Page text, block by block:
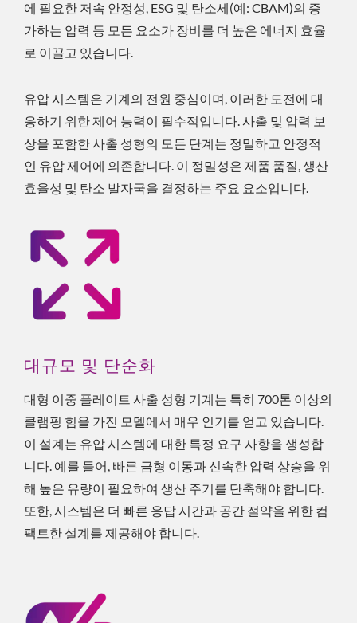
에 필요한 저속 안정성, ESG 및 탄소세(예: CBAM)의 증
가하는 압력 등 모든 요소가 장비를 더 높은 에너지 효율
로 이끌고 있습니다.
유압 시스템은 기계의 전원 중심이며, 이러한 도전에 대
응하기 위한 제어 능력이 필수적입니다. 사출 및 압력 보
상을 포함한 사출 성형의 모든 단계는 정밀하고 안정적
인 유압 제어에 의존합니다. 이 정밀성은 제품 품질, 생산
효율성 및 탄소 발자국을 결정하는 주요 요소입니다.
대규모 및 단순화
대형 이중 플레이트 사출 성형 기계는 특히 700톤 이상의
클램핑 힘을 가진 모델에서 매우 인기를 얻고 있습니다.
이 설계는 유압 시스템에 대한 특정 요구 사항을 생성합
니다. 예를 들어, 빠른 금형 이동과 신속한 압력 상승을 위
해 높은 유량이 필요하여 생산 주기를 단축해야 합니다.
또한, 시스템은 더 빠른 응답 시간과 공간 절약을 위한 컴
팩트한 설계를 제공해야 합니다.